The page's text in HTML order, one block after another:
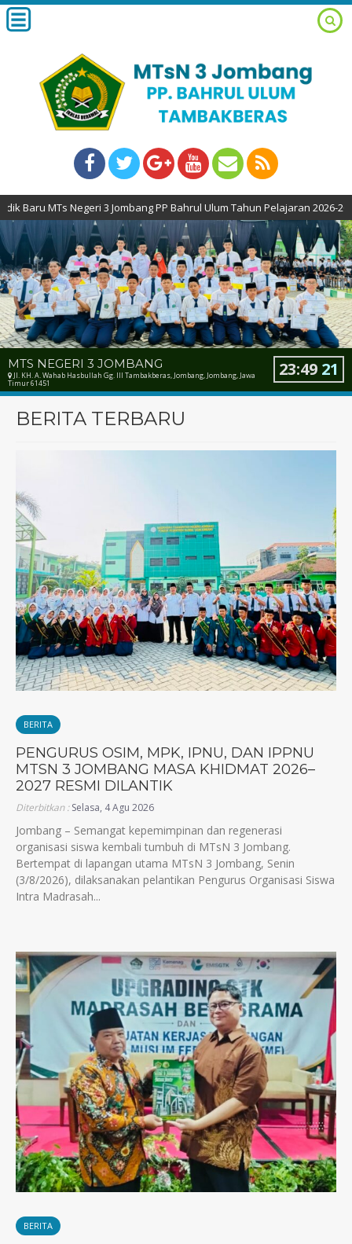
PP Bahrul Ulum Tahun Pelajaran 2026-2027 TELAK DIBUKA
MTS NEGERI 3 JOMBANG
Jl. KH. A. Wahab Hasbullah Gg. III Tambakberas, Jombang, Jombang, Jawa
Timur 61451
23:49 22
BERITA TERBARU
BERITA
PENGURUS OSIM, MPK, IPNU, DAN IPPNU
MTSN 3 JOMBANG MASA KHIDMAT 2026–
2027 RESMI DILANTIK
Diterbitkan :Selasa, 4 Agu 2026
Jombang – Semangat kepemimpinan dan regenerasi
organisasi siswa kembali tumbuh di MTsN 3 Jombang.
Bertempat di lapangan utama MTsN 3 Jombang, Senin
(3/8/2026), dilaksanakan pelantikan Pengurus Organisasi Siswa
Intra Madrasah...
BERITA